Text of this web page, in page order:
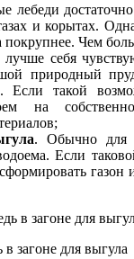
лебеди
и корытах.
Чем
лучше себя
природный
Если такой
на
. Обычно для
Если
газон
загоне для выгула